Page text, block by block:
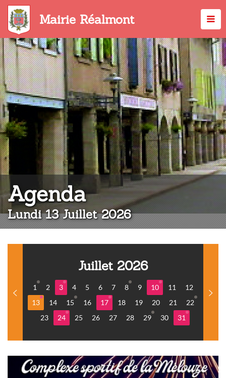
Aller
contenu
principal
Mairie Réalmont
Agenda:
Lundi 13 Juillet 2026
Juillet 2026
1 2 3 4 5 6 7 8 9 10 11
12
13
14 15 16 17 18 19 20 21
22
23
24 25 26 27 28 29 30 31